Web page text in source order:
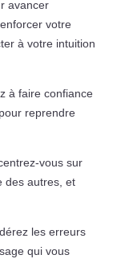
avancer
votre
à votre intuition
à faire confiance
reprendre
vous sur
des autres, et
les erreurs
qui vous